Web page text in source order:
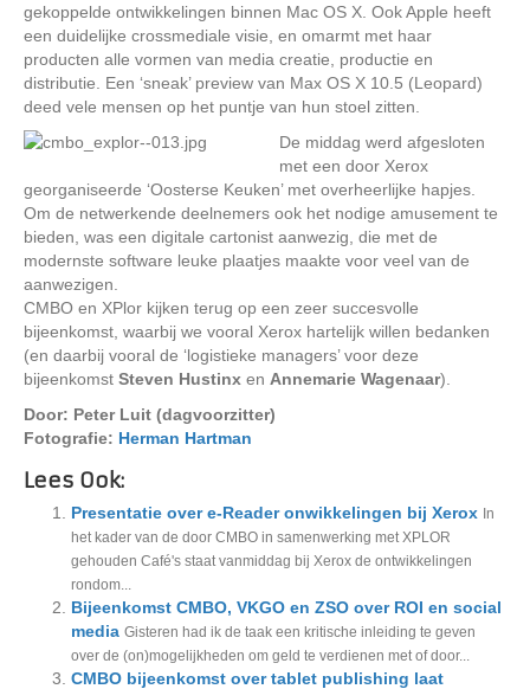
gekoppelde ontwikkelingen binnen Mac OS X. Ook Apple heeft
een duidelijke crossmediale visie, en omarmt met haar
producten alle vormen van media creatie, productie en
distributie. Een ‘sneak’ preview van Max OS X 10.5 (Leopard)
deed vele mensen op het puntje van hun stoel zitten.
De middag werd afgesloten
met een door Xerox
georganiseerde ‘Oosterse Keuken’ met overheerlijke hapjes.
Om de netwerkende deelnemers ook het nodige amusement te
bieden, was een digitale cartonist aanwezig, die met de
modernste software leuke plaatjes maakte voor veel van de
aanwezigen.
CMBO en XPlor kijken terug op een zeer succesvolle
bijeenkomst, waarbij we vooral Xerox hartelijk willen bedanken
(en daarbij vooral de ‘logistieke managers’ voor deze
bijeenkomst Steven Hustinx en Annemarie Wagenaar).
Door: Peter Luit (dagvoorzitter)
Fotografie: Herman Hartman
Lees Ook:
Presentatie over e-Reader onwikkelingen bij Xerox In
het kader van de door CMBO in samenwerking met XPLOR
gehouden Café's staat vanmiddag bij Xerox de ontwikkelingen
rondom...
Bijeenkomst CMBO, VKGO en ZSO over ROI en social
media Gisteren had ik de taak een kritische inleiding te geven
over de (on)mogelijkheden om geld te verdienen met of door...
CMBO bijeenkomst over tablet publishing laat